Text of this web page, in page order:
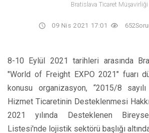
Bratislava Ticaret Müşavirliği
09 Nis 2021 17:01 652
8-10 Eylül 2021 tarihleri arasında
"World of Freight EXPO 2021" fuarı
konusu organizasyon, “2015/8 sayılı
Hizmet Ticaretinin Desteklenmesi
2021 yılında Desteklenen
Listesi'nde lojistik sektörü başlığı